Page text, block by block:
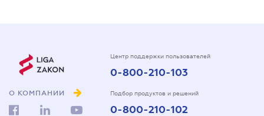
О КОМПАНИИ
Центр поддержки пользователей
0-800-210-103
Подбор продуктов и решений
0-800-210-102